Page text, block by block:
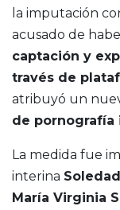
la imputación
acusado de
captación y
través de
atribuyó un
de pornografía
La medida fue
interina
María Virginia